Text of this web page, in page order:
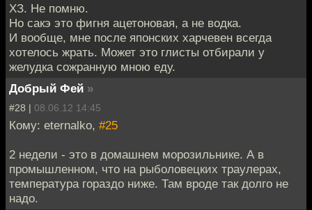
ХЗ. Не помню.
Но сакэ это фигня ацетоновая, а не водка.
И вообще, мне после японских харчевен всегда
хотелось жрать. Может это глисты отбирали у
желудка сожранную мною еду.
Добрый Фей »
#28 | 08.06.12 14:45
Кому: eternalko, #25
2 недели - это в домашнем морозильнике. А в
промышленном, что на рыболовецких траулерах,
температура гораздо ниже. Там вроде так долго не
надо.